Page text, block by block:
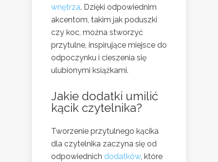
wnętrza. Dzięki odpowiednim
akcentom, takim jak poduszki
czy koc, można stworzyć
przytulne, inspirujące miejsce do
odpoczynku i cieszenia się
ulubionymi książkami.
Jakie dodatki umilić
kącik czytelnika?
Tworzenie przytulnego kącika
dla czytelnika zaczyna się od
odpowiednich dodatków, które